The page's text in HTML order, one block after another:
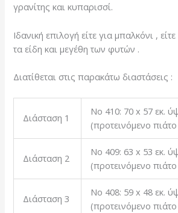
γρανίτης και κυπαρισσί.
Ιδανική επιλογή είτε για μπαλκόνι ,
τα είδη και μεγέθη των φυτών .
Διατίθεται στις παρακάτω διαστάσεις :
Διάσταση 1
Νο 410: 70 x 57 εκ.
(προτεινόμενο
Διάσταση 2
Νο 409: 63 x 53 εκ.
(προτεινόμενο
Διάσταση 3
Νο 408: 59 x 48 εκ.
(προτεινόμενο